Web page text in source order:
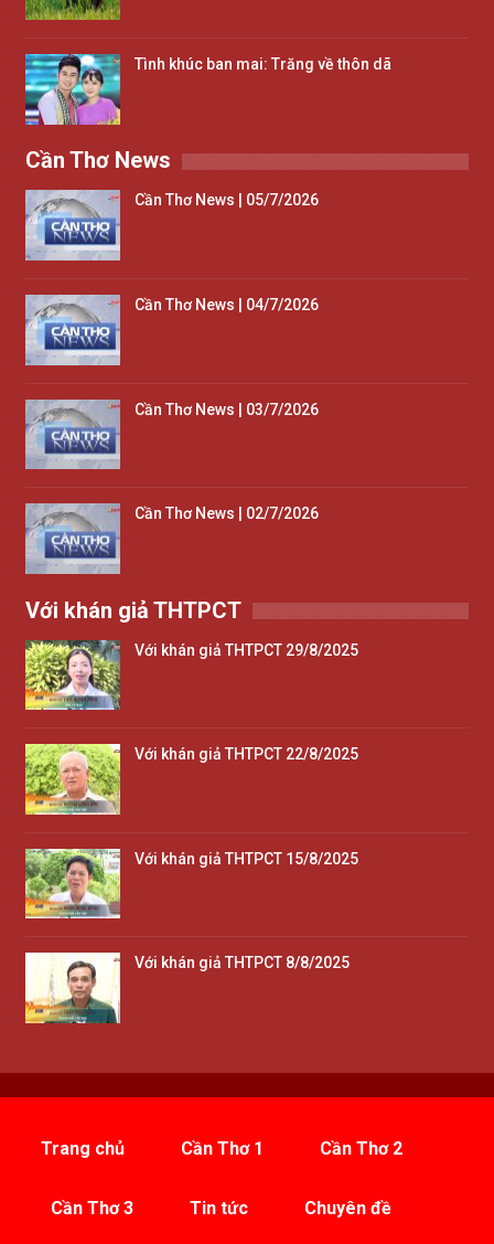
Tình khúc ban mai: Trăng về thôn dã
Cần Thơ News
Cần Thơ News | 05/7/2026
Cần Thơ News | 04/7/2026
Cần Thơ News | 03/7/2026
Cần Thơ News | 02/7/2026
Với khán giả THTPCT
Với khán giả THTPCT 29/8/2025
Với khán giả THTPCT 22/8/2025
Với khán giả THTPCT 15/8/2025
Với khán giả THTPCT 8/8/2025
Trang chủ Cần Thơ 1 Cần Thơ 2
Cần Thơ 3 Tin tức Chuyên đề